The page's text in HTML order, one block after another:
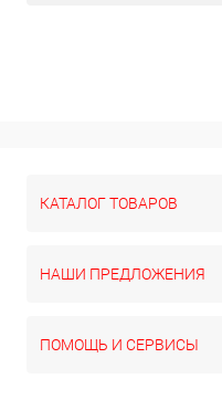
КАТАЛОГ ТОВАРОВ
НАШИ ПРЕДЛОЖЕНИЯ
ПОМОЩЬ И СЕРВИСЫ